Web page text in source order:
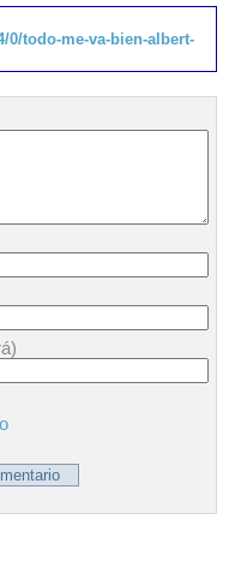
0/todo-me-va-bien-albert-